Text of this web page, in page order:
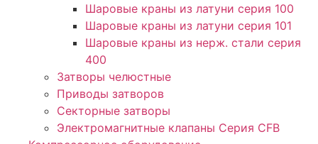
Шаровые краны из латуни серия 100
Шаровые краны из латуни серия 101
Шаровые краны из нерж. стали серия
400
Затворы челюстные
Приводы затворов
Секторные затворы
Электромагнитные клапаны Серия CFB